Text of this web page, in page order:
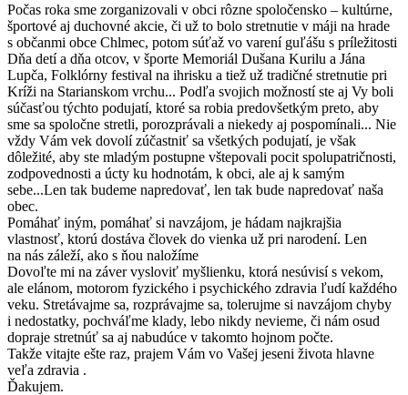
Počas roka sme zorganizovali v obci rôzne spoločensko – kultúrne,
športové aj duchovné akcie, či už to bolo stretnutie v máji na hrade
s občanmi obce Chlmec, potom súťaž vo varení guľášu s príležitosti
Dňa detí a dňa otcov, v športe Memoriál Dušana Kurilu a Jána
Lupča, Folklórny festival na ihrisku a tiež už tradičné stretnutie pri
Kríži na Starianskom vrchu... Podľa svojich možností ste aj Vy boli
súčasťou týchto podujatí, ktoré sa robia predovšetkým preto, aby
sme sa spoločne stretli, porozprávali a niekedy aj pospomínali... Nie
vždy Vám vek dovolí zúčastniť sa všetkých podujatí, je však
dôležité, aby ste mladým postupne vštepovali pocit spolupatričnosti,
zodpovednosti a úcty ku hodnotám, k obci, ale aj k samým
sebe...Len tak budeme napredovať, len tak bude napredovať naša
obec.
Pomáhať iným, pomáhať si navzájom, je hádam najkrajšia
vlastnosť, ktorú dostáva človek do vienka už pri narodení. Len
na nás záleží, ako s ňou naložíme
Dovoľte mi na záver vysloviť myšlienku, ktorá nesúvisí s vekom,
ale elánom, motorom fyzického i psychického zdravia ľudí každého
veku. Stretávajme sa, rozprávajme sa, tolerujme si navzájom chyby
i nedostatky, pochváľme klady, lebo nikdy nevieme, či nám osud
dopraje stretnúť sa aj nabudúce v takomto hojnom počte.
Takže vitajte ešte raz, prajem Vám vo Vašej jeseni života hlavne
veľa zdravia .
Ďakujem.